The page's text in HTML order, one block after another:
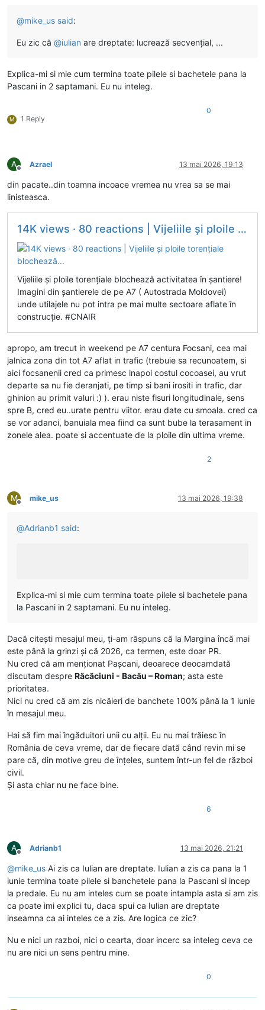
@mike_us said:
Eu zic că @iulian are dreptate: lucrează secvențial, ...
Explica-mi si mie cum termina toate pilele si bachetele pana la
Pascani in 2 saptamani. Eu nu inteleg.
M 1 Reply
0
A
Deconectat
Azrael 13 mai 2026, 19:13
din pacate..din toamna incoace vremea nu vrea sa se mai
linisteasca.
14K views · 80 reactions | Vijeliile și ploile torențiale blochează...
Vijeliile și ploile torențiale blochează activitatea în șantiere!
Imagini din șantierele de pe A7 ( Autostrada Moldovei)
unde utilajele nu pot intra pe mai multe sectoare aflate în
construcție. #CNAIR
apropo, am trecut in weekend pe A7 centura Focsani, cea mai
jalnica zona din tot A7 aflat in trafic (trebuie sa recunoatem, si
aici focsanenii cred ca primesc inapoi costul cocoasei, au vrut
departe sa nu fie deranjati, pe timp si bani irositi in trafic, dar
ghinion au primit valuri :) ). erau niste fisuri longitudinale, sens
spre B, cred eu..urate pentru viitor. erau date cu smoala. cred ca
se vor adanci, banuiala mea fiind ca sunt bube la terasament in
zonele alea. poate si accentuate de la ploile din ultima vreme.
2
M
Deconectat
mike_us 13 mai 2026, 19:38
@Adrianb1 said:
Explica-mi si mie cum termina toate pilele si bachetele pana
la Pascani in 2 saptamani. Eu nu inteleg.
Dacă citești mesajul meu, ți-am răspuns că la Margina încă mai
este până la grinzi și că 2026, ca termen, este doar PR.
Nu cred că am menționat Pașcani, deoarece deocamdată
discutam despre Răcăciuni - Bacău – Roman; asta este
prioritatea.
Nici nu cred că am zis nicăieri de banchete 100% până la 1 iunie
în mesajul meu.
Hai să fim mai îngăduitori unii cu alții. Eu nu mai trăiesc în
România de ceva vreme, dar de fiecare dată când revin mi se
pare că, din motive greu de înțeles, suntem într-un fel de război
civil.
Și asta chiar nu ne face bine.
6
A
Deconectat
Adrianb1 13 mai 2026, 21:21
@mike_us Ai zis ca Iulian are dreptate. Iulian a zis ca pana la 1
iunie termina toate pilele si banchetele pana la Pascani si incep
la predale. Eu nu am inteles cum se poate intampla asta si am zis
ca poate imi explici tu, daca spui ca Iulian are dreptate
inseamna ca ai inteles ce a zis. Are logica ce zic?
Nu e nici un razboi, nici o cearta, doar incerc sa inteleg ceva ce
nu are nici un sens pentru mine.
0